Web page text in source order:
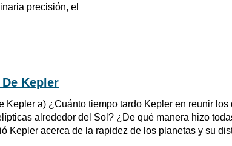
precisión, el
Kepler
Kepler a) ¿Cuánto tiempo tardo Kepler en reunir
alrededor del Sol? ¿De qué manera hizo
Kepler acerca de la rapidez de los planetas y su